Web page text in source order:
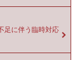
足に伴う臨時対応